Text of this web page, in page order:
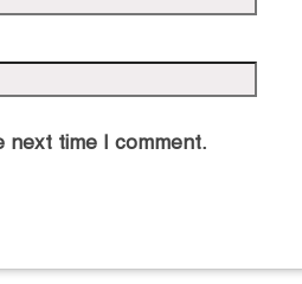
next time I comment.